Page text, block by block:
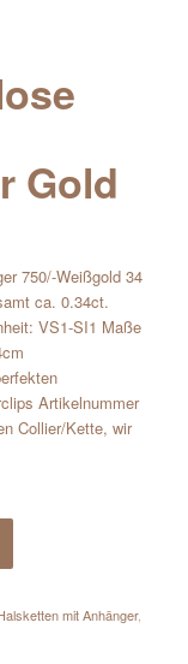
Gold
750/-Weißgold 34
ca. 0.34ct.
VS1-SI1 Maße
Artikelnummer
Collier/Kette, wir
mit Anhänger,